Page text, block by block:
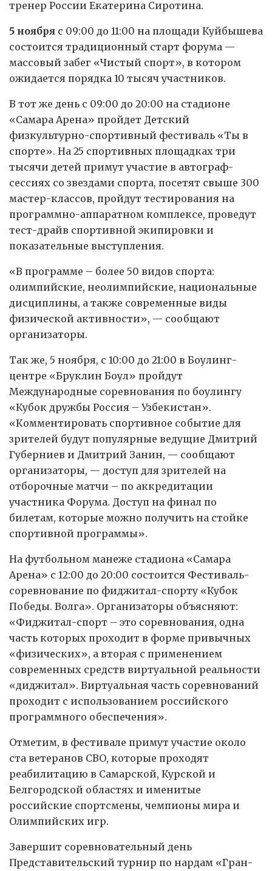
тренер России Екатерина Сиротина.
5 ноября с 09:00 до 11:00 на площади Куйбышева
состоится традиционный старт форума —
массовый забег «Чистый спорт», в котором
ожидается порядка 10 тысяч участников.
В тот же день с 09:00 до 20:00 на стадионе
«Самара Арена» пройдет Детский
физкультурно-спортивный фестиваль «Ты в
спорте». На 25 спортивных площадках три
тысячи детей примут участие в автограф-
сессиях со звездами спорта, посетят свыше 300
мастер-классов, пройдут тестирования на
программно-аппаратном комплексе, проведут
тест-драйв спортивной экипировки и
показательные выступления.
«В программе – более 50 видов спорта:
олимпийские, неолимпийские, национальные
дисциплины, а также современные виды
физической активности», — сообщают
организаторы.
Так же, 5 ноября, с 10:00 до 21:00 в Боулинг-
центре «Бруклин Боул» пройдут
Международные соревнования по боулингу
«Кубок дружбы Россия – Узбекистан».
«Комментировать спортивное событие для
зрителей будут популярные ведущие Дмитрий
Губерниев и Дмитрий Занин, — сообщают
организаторы, — доступ для зрителей на
отборочные матчи – по аккредитации
участника Форума. Доступ на финал по
билетам, которые можно получить на стойке
спортивной программы».
На футбольном манеже стадиона «Самара
Арена» с 12:00 до 20:00 состоится Фестиваль-
соревнование по фиджитал-спорту «Кубок
Победы. Волга». Организаторы объясняют:
«Фиджитал-спорт – это соревнования, одна
часть которых проходит в форме привычных
«физических», а вторая с применением
современных средств виртуальной реальности
«диджитал». Виртуальная часть соревнований
проходит с использованием российского
программного обеспечения».
Отметим, в фестивале примут участие около
ста ветеранов СВО, которые проходят
реабилитацию в Самарской, Курской и
Белгородской областях и именитые
российские спортсмены, чемпионы мира и
Олимпийских игр.
Завершит соревновательный день
Представительский турнир по нардам «Гран-